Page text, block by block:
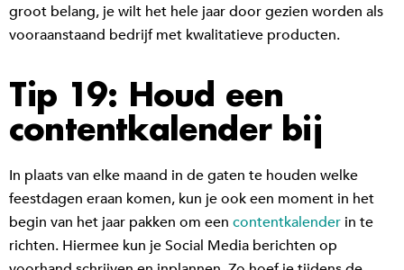
groot belang, je wilt het hele jaar door gezien worden als
vooraanstaand bedrijf met kwalitatieve producten.
Tip 19: Houd een
contentkalender bij
In plaats van elke maand in de gaten te houden welke
feestdagen eraan komen, kun je ook een moment in het
begin van het jaar pakken om een contentkalender in te
richten. Hiermee kun je Social Media berichten op